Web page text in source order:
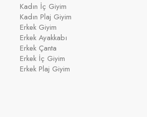
Kadın İç Giyim
Kadın Plaj Giyim
Erkek Giyim
Erkek Ayakkabı
Erkek Çanta
Erkek İç Giyim
Erkek Plaj Giyim